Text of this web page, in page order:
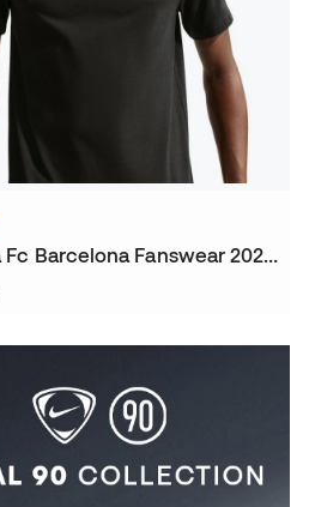
Maglietta Fc Barcelona Fanswear 2026-2027